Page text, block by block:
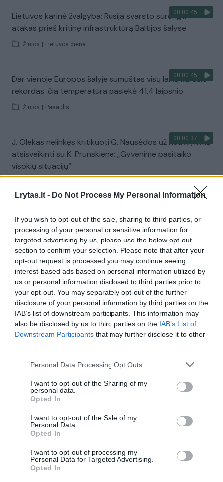
Lrytas.lt - Do Not Process My Personal Information
If you wish to opt-out of the sale, sharing to third parties, or
processing of your personal or sensitive information for
targeted advertising by us, please use the below opt-out
section to confirm your selection. Please note that after your
opt-out request is processed you may continue seeing
interest-based ads based on personal information utilized by
us or personal information disclosed to third parties prior to
your opt-out. You may separately opt-out of the further
disclosure of your personal information by third parties on the
IAB’s list of downstream participants. This information may
also be disclosed by us to third parties on the IAB’s List of
Downstream Participants that may further disclose it to other
Personal Data Processing Opt Outs
I want to opt-out of the Sharing of my
personal data.
Opted In
I want to opt-out of the Sale of my
Personal Data.
Opted In
I want to opt-out of processing my
Personal Data for Targeted Advertising.
Opted In
00:00:45
Lietuvos karinė žvalgyba: Rusija svarsto surengti
atakas prieš kritinę infrastruktūrą Baltijos šalyse
Žinios Lietuvos diena
00:00:45
Dar vienoje Europos šalyje sumuštas visų laikų karščio
rekordas: čia temperatūra pasiekė 41,4 laipsnio
Žinios Pasaulis
00:00:37
J. Olekas nelinkęs kritikuoti G. Nausėdos už neatvykimą
atsisveikinti su K. Prunskiene: „Gyvenime pasitaiko
visokių situacijų“
L. Kontrimas, A. Lašas, A. Lyberytė: ko nesupranta
Mindaugas Sinkevičius?
Laidos Lietuva tiesiogiai
Visi įrašai
Žiūrimiausi įrašai
Pateikė daugiau detalių apie iš tėvų paimtus šešis
Žinios | Lietuvos diena
00:00:30
Vaizdai iš tragiškos avarijos Vilniaus r.: dviejų moterų ir
vaiko gyvybių išgelbėti nepavyko
Žinios | Lietuvos diena